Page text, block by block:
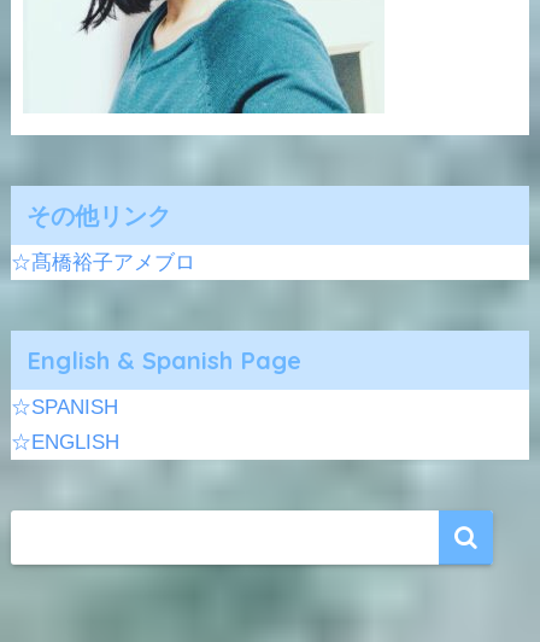
その他リンク
☆髙橋裕子アメブロ
English & Spanish Page
☆SPANISH
☆ENGLISH